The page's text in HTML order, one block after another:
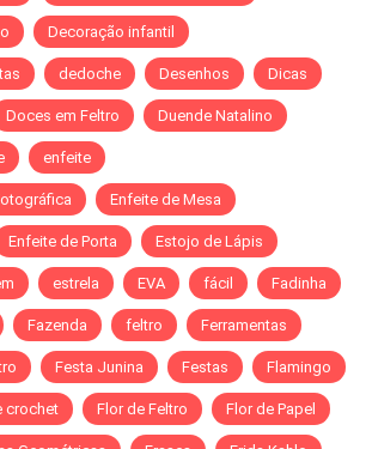
Decoração infantil
dedoche Desenhos Dicas
Doces em Feltro Duende Natalino
enfeite
Enfeite de Mesa
Enfeite de Porta Estojo de Lápis
estrela EVA fácil Fadinha
Fazenda feltro Ferramentas
Festa Junina Festas Flamingo
crochet Flor de Feltro Flor de Papel